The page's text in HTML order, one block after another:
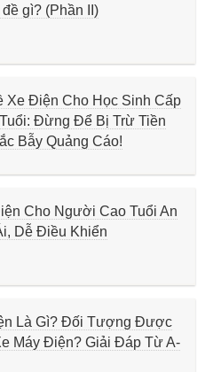
gì? (Phần II)
Xe Điện Cho Học Sinh Cấp
Đừng Để Bị Trừ Tiền
Bẫy Quảng Cáo!
Cho Người Cao Tuổi An
Dễ Điều Khiển
Là Gì? Đối Tượng Được
Máy Điện? Giải Đáp Từ A-